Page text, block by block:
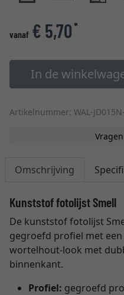
vanaf € 5,70*
In de
Artikelnummer: WAL-
Omschrijving
Kunststof fotolijst Smell
De kunststof fotolijst
gegroefd profiel met
wortelhout-look met
binnenkant.
Profiel: gegroefd